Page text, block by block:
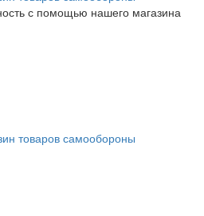
с помощью нашего магазина